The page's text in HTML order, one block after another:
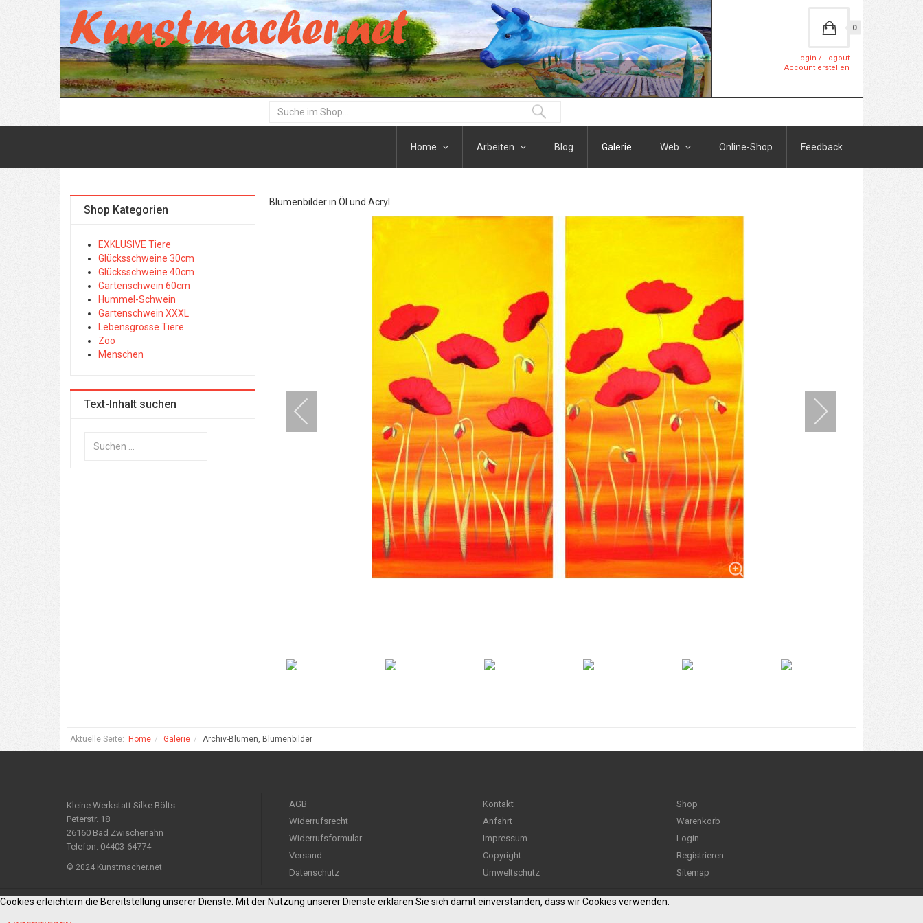
0
Login / Logout
Account erstellen
Home Arbeiten Blog Galerie Web Online-Shop Feedback
Blumenbilder in Öl und Acryl.
Shop Kategorien
EXKLUSIVE Tiere
Glücksschweine 30cm
Glücksschweine 40cm
Gartenschwein 60cm
Hummel-Schwein
Gartenschwein XXXL
Lebensgrosse Tiere
Zoo
Menschen
Text-Inhalt suchen
Aktuelle Seite: Home Galerie Archiv-Blumen, Blumenbilder
Kleine Werkstatt Silke Bölts
Peterstr. 18
26160 Bad Zwischenahn
Telefon: 04403-64774
© 2024 Kunstmacher.net
AGB
Widerrufsrecht
Widerrufsformular
Versand
Datenschutz
Kontakt
Anfahrt
Impressum
Copyright
Umweltschutz
Shop
Warenkorb
Login
Registrieren
Sitemap
Cookies erleichtern die Bereitstellung unserer Dienste. Mit der Nutzung unserer Dienste erklären Sie sich damit einverstanden, dass wir Cookies verwenden.